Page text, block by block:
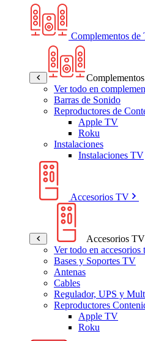
Complementos de
Ver todo en
Barras de Sonido
Reproductores de
Apple TV
Roku
Instalaciones
Instalaciones TV
Accesorios TV
Accesorios TV
Ver todo en accesorios
Bases y Soportes TV
Antenas
Cables
Regulador, UPS y
Reproductores
Apple TV
Roku